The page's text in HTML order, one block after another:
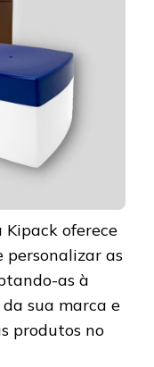
Kipack oferece
personalizar as
as à
sua marca e
produtos no